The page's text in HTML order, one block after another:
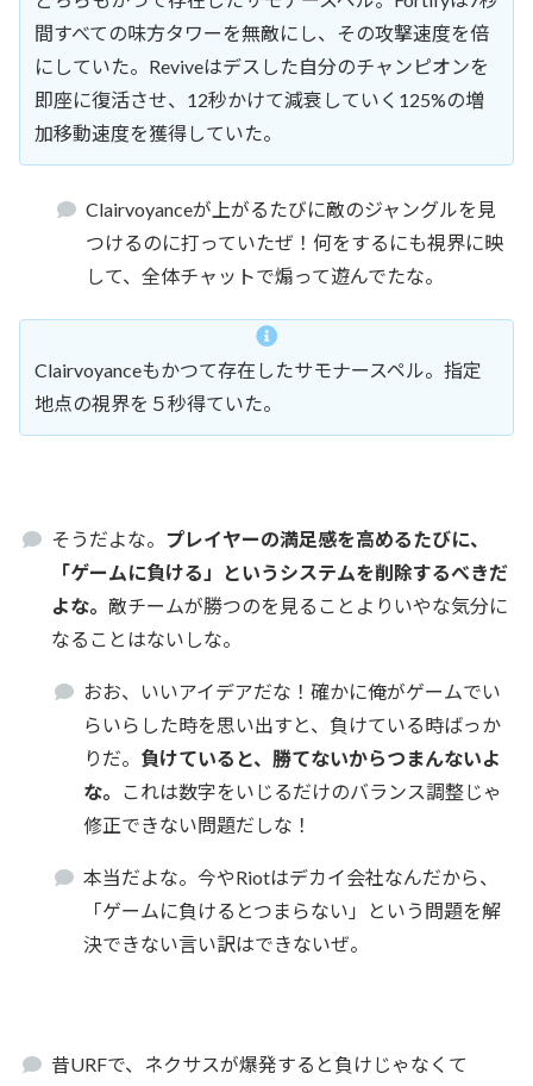
間すべての味方タワーを無敵にし、その攻撃速度を倍
にしていた。Reviveはデスした自分のチャンピオンを
即座に復活させ、12秒かけて減衰していく125%の増
加移動速度を獲得していた。
Clairvoyanceが上がるたびに敵のジャングルを見
つけるのに打っていたぜ！何をするにも視界に映
して、全体チャットで煽って遊んでたな。
Clairvoyanceもかつて存在したサモナースペル。指定
地点の視界を５秒得ていた。
そうだよな。 プレイヤーの満足感を高めるたびに、
「ゲームに負ける」というシステムを削除するべきだ
よな。敵チームが勝つのを見ることよりいやな気分に
なることはないしな。
おお、いいアイデアだな！確かに俺がゲームでい
らいらした時を思い出すと、負けている時ばっか
りだ。 負けていると、勝てないからつまんないよ
な。
これは数字をいじるだけのバランス調整じゃ
修正できない問題だしな！
本当だよな。今やRiotはデカイ会社なんだから、
「ゲームに負けるとつまらない」という問題を解
決できない言い訳はできないぜ。
昔URFで、ネクサスが爆発すると負けじゃなくて